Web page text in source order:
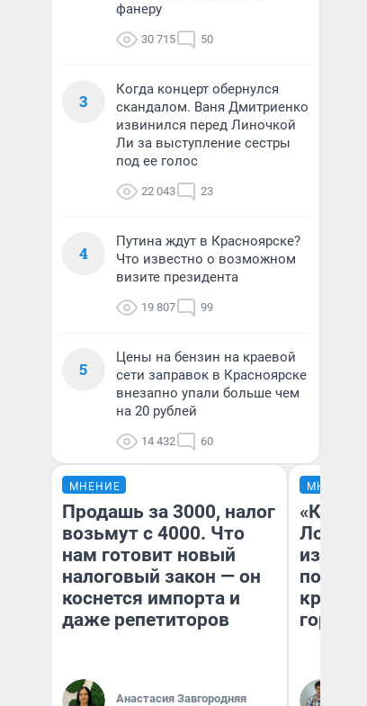
фанеру
30 715 50
3
Когда концерт обернулся
скандалом. Ваня Дмитриенко
извинился перед Линочкой
Ли за выступление сестры
под ее голос
22 043 23
4
Путина ждут в Красноярске?
Что известно о возможном
визите президента
19 807 99
5
Цены на бензин на краевой
сети заправок в Красноярске
внезапно упали больше чем
на 20 рублей
14 432 60
МНЕНИЕ
Продашь за 3000, налог
возьмут с 4000. Что
нам готовит новый
налоговый закон — он
коснется импорта и
даже репетиторов
Анастасия Завгородняя
МНЕНИЕ
«Как
из
круче
города